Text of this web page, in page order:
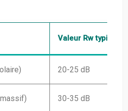
Valeur Rw typique
20-25 dB
30-35 dB